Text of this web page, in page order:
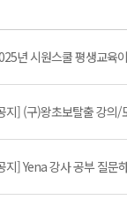
년 시원스쿨 평생교육
지] (구)왕초보탈출 강의/
지] Yena 강사 공부 질문